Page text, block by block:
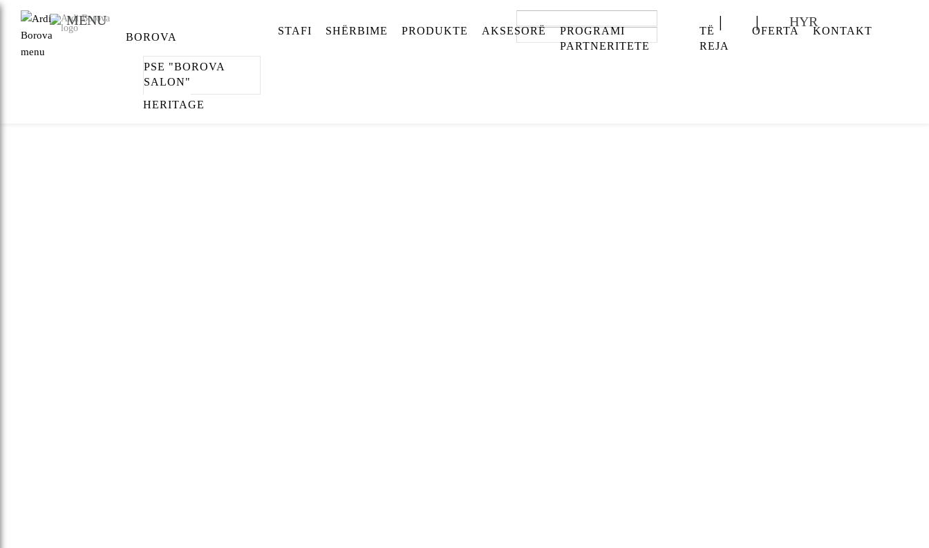
MENU HYR
BOROVA
PSE "BOROVA
SALON"
HERITAGE
STAFI SHËRBIME PRODUKTE AKSESORË
PROGRAMI
PARTNERITETE
TË
REJA
OFERTA KONTAKT
BOROVA